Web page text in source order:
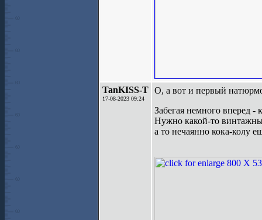
TanKISS-T
17-08-2023 09:24
О, а вот и первый
Забегая немного вперед -
Нужно какой-то
а то нечаянно кока-колу